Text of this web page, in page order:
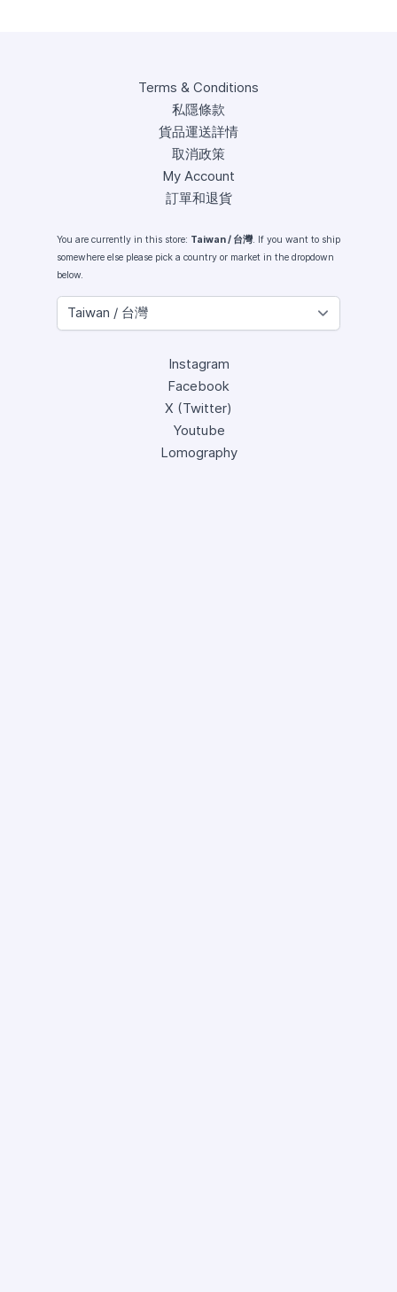
Terms & Conditions
私隱條款
貨品運送詳情
取消政策
My Account
訂單和退貨
You are currently in this store: Taiwan / 台灣. If you want to ship
somewhere else please pick a country or market in the dropdown
below.
Instagram
Facebook
X (Twitter)
Youtube
Lomography